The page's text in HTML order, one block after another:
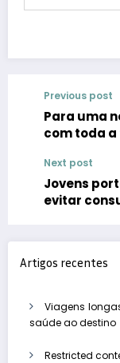
Previous post
Para uma
com toda
Next post
Jovens
evitar
Artigos recentes
Viagens
saúde ao destino
Restricted